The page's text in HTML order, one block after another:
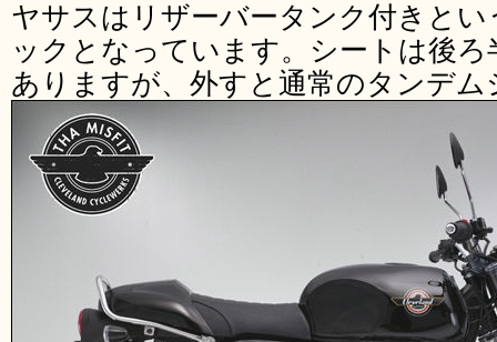
ヤサスはリザーバータンク付きと
ックとなっています。シートは後
ありますが、外すと通常のタンデ